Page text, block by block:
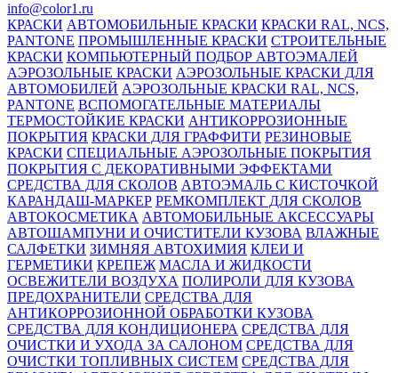
info@color1.ru
КРАСКИ АВТОМОБИЛЬНЫЕ КРАСКИ КРАСКИ RAL, NCS,
PANTONE ПРОМЫШЛЕННЫЕ КРАСКИ СТРОИТЕЛЬНЫЕ
КРАСКИ КОМПЬЮТЕРНЫЙ ПОДБОР АВТОЭМАЛЕЙ
АЭРОЗОЛЬНЫЕ КРАСКИ АЭРОЗОЛЬНЫЕ КРАСКИ ДЛЯ
АВТОМОБИЛЕЙ АЭРОЗОЛЬНЫЕ КРАСКИ RAL, NCS,
PANTONE ВСПОМОГАТЕЛЬНЫЕ МАТЕРИАЛЫ
ТЕРМОСТОЙКИЕ КРАСКИ АНТИКОРРОЗИОННЫЕ
ПОКРЫТИЯ КРАСКИ ДЛЯ ГРАФФИТИ РЕЗИНОВЫЕ
КРАСКИ СПЕЦИАЛЬНЫЕ АЭРОЗОЛЬНЫЕ ПОКРЫТИЯ
ПОКРЫТИЯ С ДЕКОРАТИВНЫМИ ЭФФЕКТАМИ
СРЕДСТВА ДЛЯ СКОЛОВ АВТОЭМАЛЬ С КИСТОЧКОЙ
КАРАНДАШ-МАРКЕР РЕМКОМПЛЕКТ ДЛЯ СКОЛОВ
АВТОКОСМЕТИКА АВТОМОБИЛЬНЫЕ АКСЕССУАРЫ
АВТОШАМПУНИ И ОЧИСТИТЕЛИ КУЗОВА ВЛАЖНЫЕ
САЛФЕТКИ ЗИМНЯЯ АВТОХИМИЯ КЛЕИ И
ГЕРМЕТИКИ КРЕПЕЖ МАСЛА И ЖИДКОСТИ
ОСВЕЖИТЕЛИ ВОЗДУХА ПОЛИРОЛИ ДЛЯ КУЗОВА
ПРЕДОХРАНИТЕЛИ СРЕДСТВА ДЛЯ
АНТИКОРРОЗИОННОЙ ОБРАБОТКИ КУЗОВА
СРЕДСТВА ДЛЯ КОНДИЦИОНЕРА СРЕДСТВА ДЛЯ
ОЧИСТКИ И УХОДА ЗА САЛОНОМ СРЕДСТВА ДЛЯ
ОЧИСТКИ ТОПЛИВНЫХ СИСТЕМ СРЕДСТВА ДЛЯ